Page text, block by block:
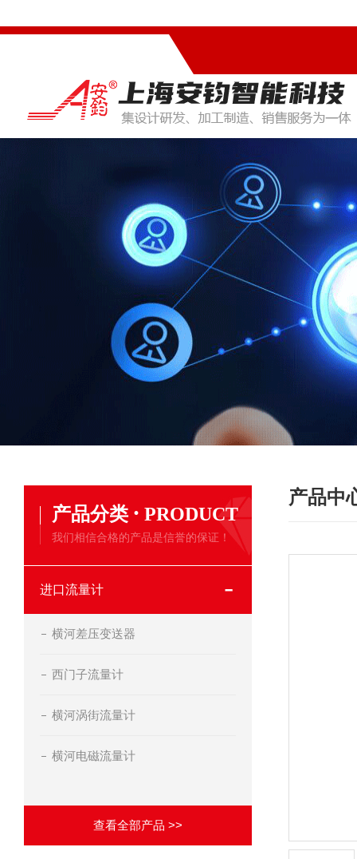
产品分类 · PRODUCT
我们相信合格的产品是信誉的保证！
进口流量计
横河差压变送器
西门子流量计
横河涡街流量计
横河电磁流量计
查看全部产品 >>
产品中